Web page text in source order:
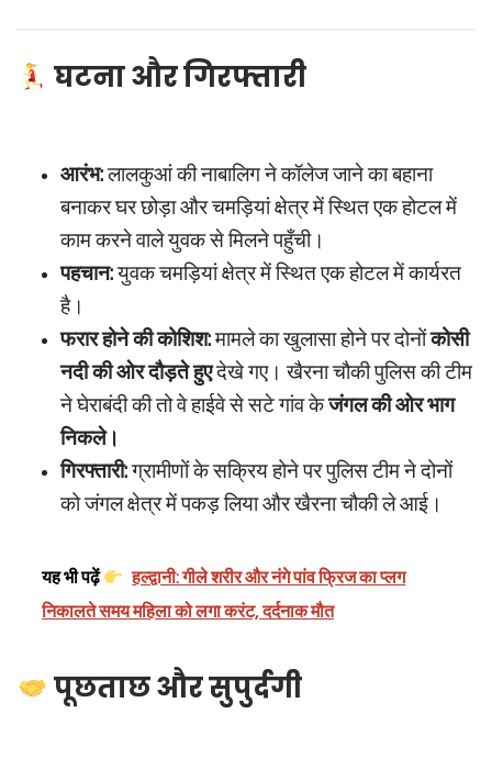
घटना और गिरफ्तारी
आरंभ:लालकुआं की नाबालिग ने कॉलेज जाने का बहाना
बनाकर घर छोड़ा और चमड़ियां क्षेत्र में स्थित एक होटल में
काम करने वाले युवक से मिलने पहुँची।
पहचान:युवक चमड़ियां क्षेत्र में स्थित एक होटल में कार्यरत
है।
फरार होने की कोशिश:मामले का खुलासा होने पर दोनोंकोसी
नदी की ओर दौड़ते हुएदेखे गए। खैरना चौकी पुलिस की टीम
ने घेराबंदी की तो वे हाईवे से सटे गांव केजंगल की ओर भाग
निकले।
गिरफ्तारी:ग्रामीणों के सक्रिय होने पर पुलिस टीम ने दोनों
को जंगल क्षेत्र में पकड़ लिया और खैरना चौकी ले आई।
यह भी पढ़ें
हल्द्वानी: गीले शरीर और नंगे पांव फ्रिज का प्लग
निकालते समय महिला को लगा करंट, दर्दनाक मौत
पूछताछ और सुपुर्दगी